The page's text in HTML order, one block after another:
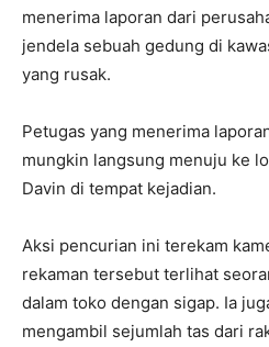
menerima laporan dari
jendela sebuah gedung di
yang rusak.
Petugas yang menerima
mungkin langsung menuju ke
Davin di tempat kejadian.
Aksi pencurian ini terekam
rekaman tersebut terlihat
dalam toko dengan sigap. Ia
mengambil sejumlah tas dari